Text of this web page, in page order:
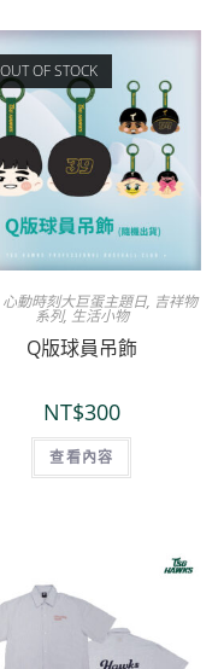
OUT OF STOCK
動時刻大巨蛋主題日, 吉祥物
系列, 生活小物
Q版球員吊飾
NT$300
查看內容